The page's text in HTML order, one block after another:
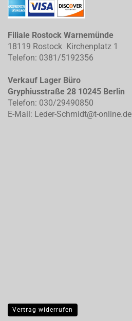
Filiale Rostock Warnemünde
18119 Rostock Kirchenplatz 1
Telefon: 0381/5192356
Verkauf Lager Büro
Gryphiusstraße 28 10245 Berlin
Telefon: 030/29490850
E-Mail: Leder-Schmidt@t-online.de
Vertrag widerrufen